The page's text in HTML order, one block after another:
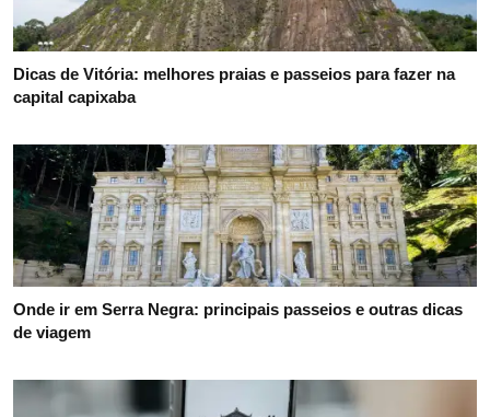
Dicas de Vitória: melhores praias e passeios para fazer na
capital capixaba
Onde ir em Serra Negra: principais passeios e outras dicas
de viagem